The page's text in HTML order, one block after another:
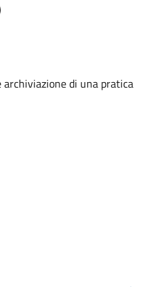
di una pratica